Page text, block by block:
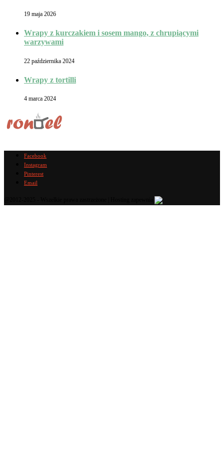
19 maja 2026
Wrapy z kurczakiem i sosem mango, z chrupiącymi
warzywami
22 października 2024
Wrapy z tortilli
4 marca 2024
Facebook
Instagram
Pinterest
Email